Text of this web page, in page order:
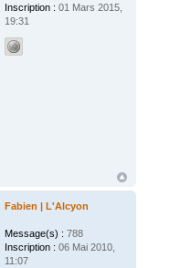
Inscription : 01 Mars 2015,
19:31
Fabien | L'Alcyon
Message(s) : 788
Inscription : 06 Mai 2010,
11:07